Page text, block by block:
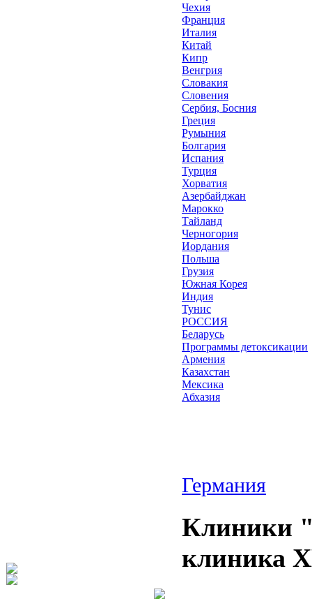
Чехия
Франция
Италия
Китай
Кипр
Венгрия
Словакия
Словения
Сербия, Босния
Греция
Румыния
Болгария
Испания
Турция
Хорватия
Азербайджан
Марокко
Тайланд
Черногория
Иордания
Польша
Грузия
Южная Корея
Индия
Тунис
РОССИЯ
Беларусь
Программы детоксикации
Армения
Казахстан
Мексика
Абхазия
Германия
Клиники
клиника